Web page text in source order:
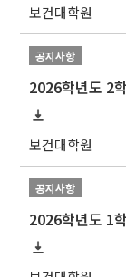
보건대학원
공지사항
2026학년도 2
보건대학원
공지사항